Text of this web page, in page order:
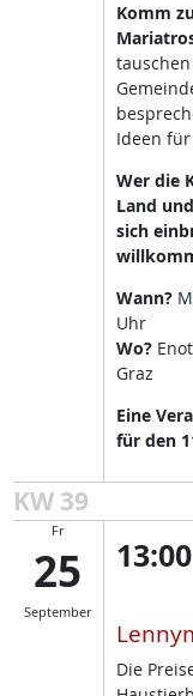
Komm
Ideen
Wer die
Land
sich
Wann?
Uhr
Wo?
Graz
Eine
für den
KW 39
Fr
25
September
13:00
Die